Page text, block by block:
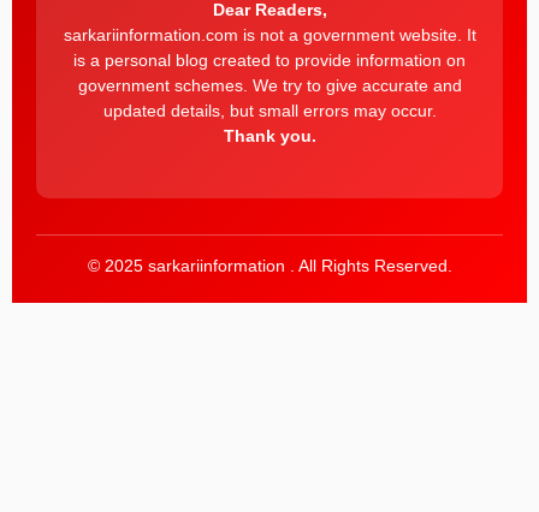
Dear Readers,
sarkariinformation.com is not a government website. It
is a personal blog created to provide information on
government schemes. We try to give accurate and
updated details, but small errors may occur.
Thank you.
© 2025 sarkariinformation . All Rights Reserved.